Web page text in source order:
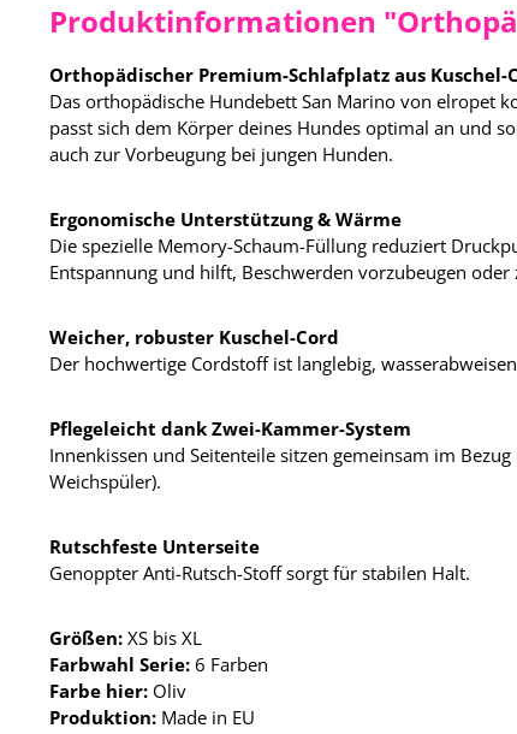
Produktinformationen
Orthopädischer Premium-Schlafplatz aus Kuschel-
Das orthopädische Hundebett San Marino von elropet
passt sich dem Körper deines Hundes optimal an und
auch zur Vorbeugung bei jungen Hunden.
Ergonomische Unterstützung & Wärme
Die spezielle Memory-Schaum-Füllung reduziert
Entspannung und hilft, Beschwerden vorzubeugen oder
Weicher, robuster Kuschel-Cord
Der hochwertige Cordstoff ist langlebig,
Pflegeleicht dank Zwei-Kammer-System
Innenkissen und Seitenteile sitzen gemeinsam im
Weichspüler).
Rutschfeste Unterseite
Genoppter Anti-Rutsch-Stoff sorgt für stabilen Halt.
Größen: XS bis XL
Farbwahl Serie: 6 Farben
Farbe hier: Oliv
Produktion: Made in EU